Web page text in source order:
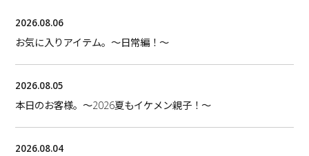
2026.08.06
お気に入りアイテム。〜日常編！〜
2026.08.05
本日のお客様。〜2026夏もイケメン親子！〜
2026.08.04